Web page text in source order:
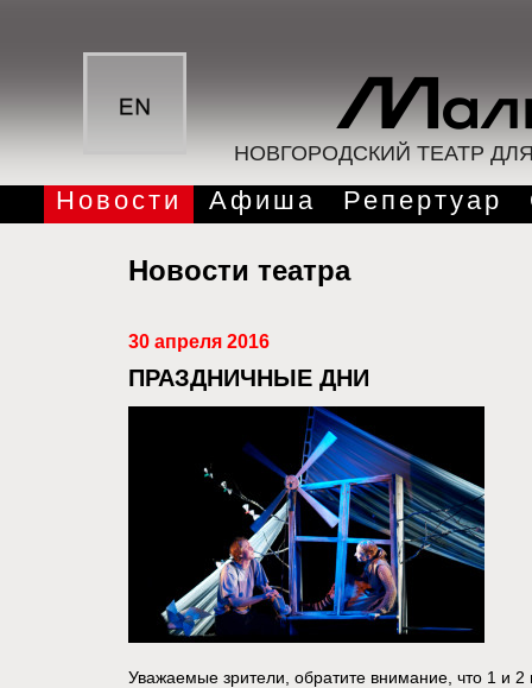
НОВГОРОДСКИЙ ТЕАТР
Новости Афиша Репертуар
Новости театра
30 апреля 2016
ПРАЗДНИЧНЫЕ ДНИ
Уважаемые зрители, обратите внимание, что 1 и 2